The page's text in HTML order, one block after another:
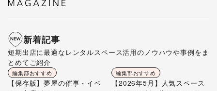
新着記事
短期出店に最適なレンタルスペース活用のノウハウや事例をま
とめてご紹介
編集部おすすめ
【保存版】夢屋の催事・イベ
編集部おすすめ
【2026年5月】人気スペース